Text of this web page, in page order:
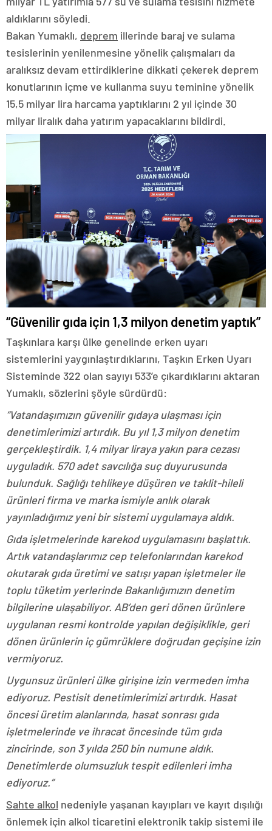
aldıklarını söyledi.
Bakan Yumaklı, deprem illerinde baraj ve sulama
tesislerinin yenilenmesine yönelik çalışmaları da
aralıksız devam ettirdiklerine dikkati çekerek deprem
konutlarının içme ve kullanma suyu teminine yönelik
15,5 milyar lira harcama yaptıklarını 2 yıl içinde 30
milyar liralık daha yatırım yapacaklarını bildirdi.
“Güvenilir gıda için 1,3 milyon denetim yaptık”
Taşkınlara karşı ülke genelinde erken uyarı
sistemlerini yaygınlaştırdıklarını, Taşkın Erken Uyarı
Sisteminde 322 olan sayıyı 533’e çıkardıklarını aktaran
Yumaklı, sözlerini şöyle sürdürdü:
“Vatandaşımızın güvenilir gıdaya ulaşması için
denetimlerimizi artırdık. Bu yıl 1,3 milyon denetim
gerçekleştirdik. 1,4 milyar liraya yakın para cezası
uyguladık. 570 adet savcılığa suç duyurusunda
bulunduk. Sağlığı tehlikeye düşüren ve taklit-hileli
ürünleri firma ve marka ismiyle anlık olarak
yayınladığımız yeni bir sistemi uygulamaya aldık.
Gıda işletmelerinde karekod uygulamasını başlattık.
Artık vatandaşlarımız cep telefonlarından karekod
okutarak gıda üretimi ve satışı yapan işletmeler ile
toplu tüketim yerlerinde Bakanlığımızın denetim
bilgilerine ulaşabiliyor. AB’den geri dönen ürünlere
uygulanan resmi kontrolde yapılan değişiklikle, geri
dönen ürünlerin iç gümrüklere doğrudan geçişine izin
vermiyoruz.
Uygunsuz ürünleri ülke girişine izin vermeden imha
ediyoruz. Pestisit denetimlerimizi artırdık. Hasat
öncesi üretim alanlarında, hasat sonrası gıda
işletmelerinde ve ihracat öncesinde tüm gıda
zincirinde, son 3 yılda 250 bin numune aldık.
Denetimlerde olumsuzluk tespit edilenleri imha
ediyoruz.”
Sahte alkol nedeniyle yaşanan kayıpları ve kayıt dışılığı
önlemek için alkol ticaretini elektronik takip sistemi ile